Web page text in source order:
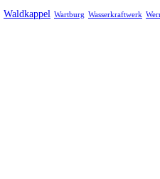
Waldkappel Wartburg Wasserkraftwerk